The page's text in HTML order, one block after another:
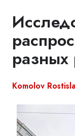
разных
Komolov